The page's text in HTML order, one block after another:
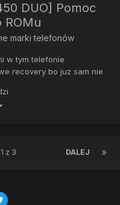
DUO] Pomoc
ROMu
marki telefonów
w tym telefonie
recovery bo juz sam nie
DALEJ
z 3